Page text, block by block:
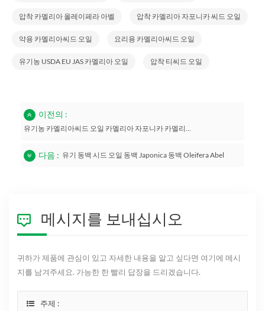
압착 카멜리아 올레이페라 아벨 압착 카멜리아 자포니카 씨드 오일
약용 카멜리아씨드 오일 요리용 카멜리아씨드 오일
유기농 USDA EU JAS 카멜리아 오일 압착 티씨드 오일
이전의 :
다음 : 유기 동백 시드 오일 동백 Japonica 동백 Oleifera Abel
메시지를 보내십시오
귀하가 제품에 관심이 있고 자세한 내용을 알고 싶다면 여기에 메시
지를 남겨주세요. 가능한 한 빨리 답장을 드리겠습니다.
주제 :